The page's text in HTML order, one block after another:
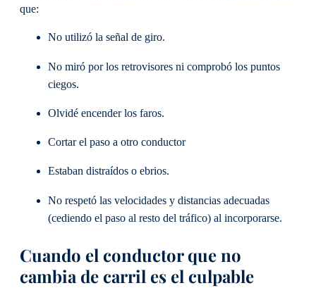
que:
No utilizó la señal de giro.
No miró por los retrovisores ni comprobó los puntos
ciegos.
Olvidé encender los faros.
Cortar el paso a otro conductor
Estaban distraídos o ebrios.
No respetó las velocidades y distancias adecuadas
(cediendo el paso al resto del tráfico) al incorporarse.
Cuando el conductor que no
cambia de carril es el culpable